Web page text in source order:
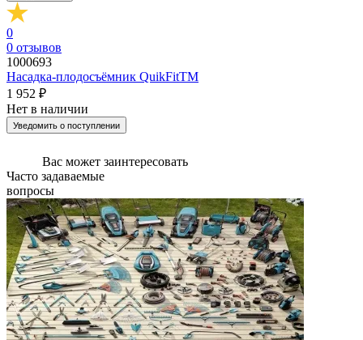
0
0 отзывов
1000693
Насадка-плодосъёмник QuikFitTM
1 952 ₽
Нет в наличии
Уведомить о поступлении
Вас может заинтересовать
Часто задаваемые
вопросы